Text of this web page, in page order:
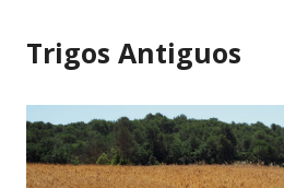
Trigos Antiguos